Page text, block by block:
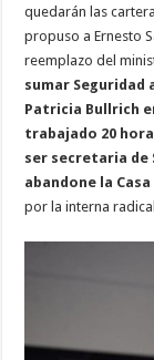
quedarán las
propuso a Ernesto
reemplazo del
sumar Seguridad
Patricia Bullrich
trabajado 20
ser secretaria de
abandone la Casa
por la interna